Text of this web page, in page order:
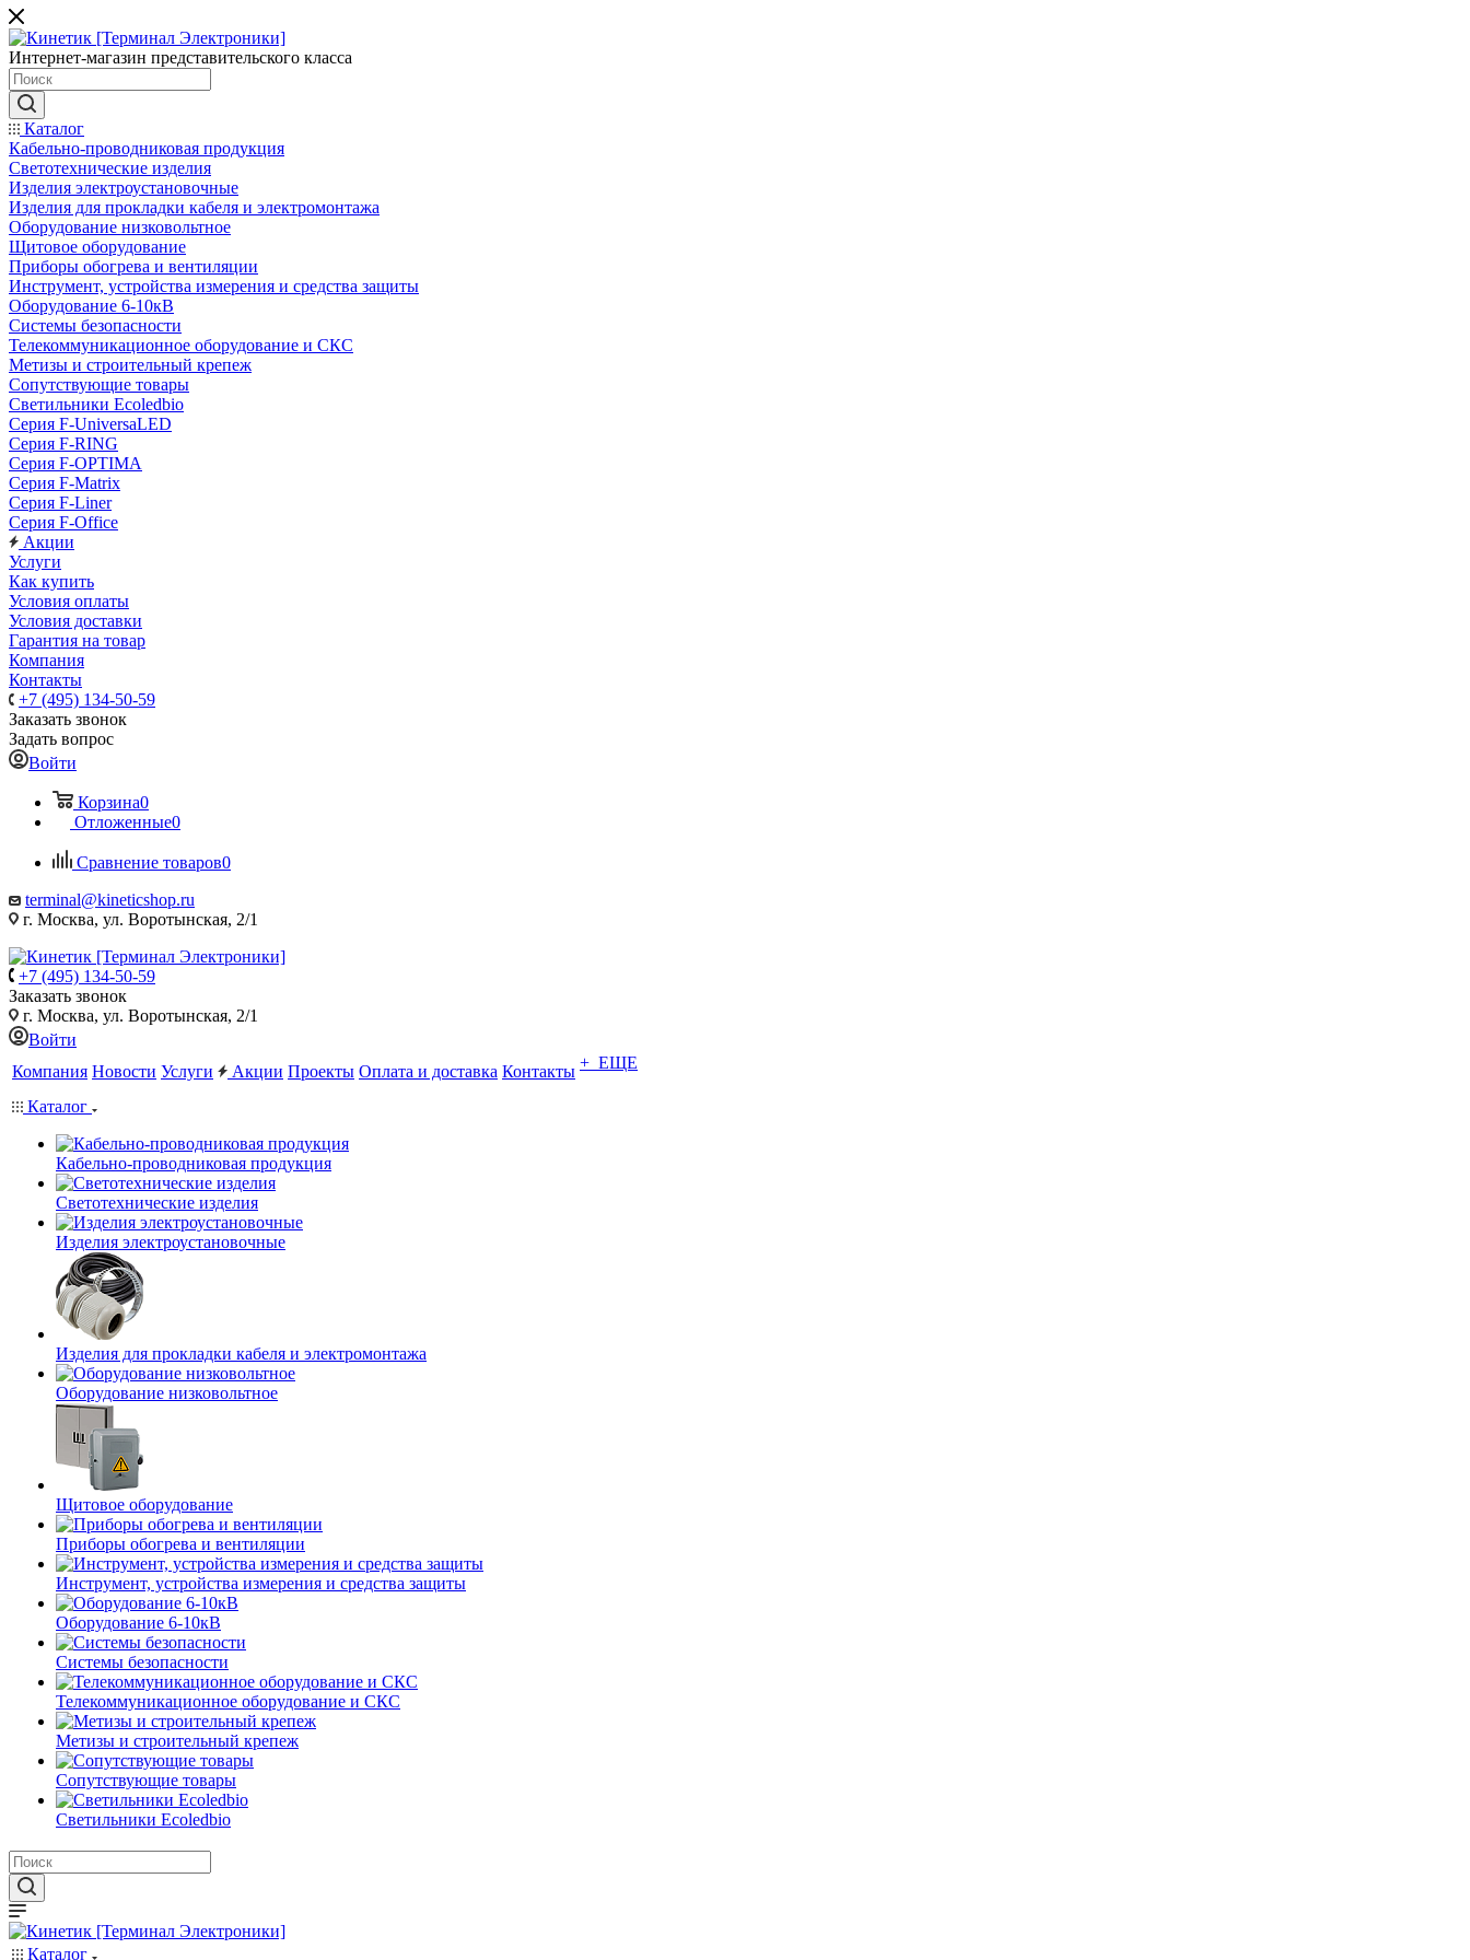
Интернет-магазин представительского класса
Каталог
Кабельно-проводниковая продукция
Светотехнические изделия
Изделия электроустановочные
Изделия для прокладки кабеля и электромонтажа
Оборудование низковольтное
Щитовое оборудование
Приборы обогрева и вентиляции
Инструмент, устройства измерения и средства защиты
Оборудование 6-10кВ
Системы безопасности
Телекоммуникационное оборудование и СКС
Метизы и строительный крепеж
Сопутствующие товары
Светильники Ecoledbio
Серия F-UniversaLED
Серия F-RING
Серия F-OPTIMA
Серия F-Matrix
Серия F-Liner
Серия F-Office
Акции
Услуги
Как купить
Условия оплаты
Условия доставки
Гарантия на товар
Компания
Контакты
+7 (495) 134-50-59
Заказать звонок
Задать вопрос
Войти
Корзина0
Отложенные0
Сравнение товаров0
terminal@kineticshop.ru
г. Москва, ул. Воротынская, 2/1
+7 (495) 134-50-59
Заказать звонок
г. Москва, ул. Воротынская, 2/1
Войти
Компания Новости Услуги Акции Проекты Оплата и доставка Контакты + ЕЩЕ
Каталог
Кабельно-проводниковая продукция
Светотехнические изделия
Изделия электроустановочные
Изделия для прокладки кабеля и электромонтажа
Оборудование низковольтное
Щитовое оборудование
Приборы обогрева и вентиляции
Инструмент, устройства измерения и средства защиты
Оборудование 6-10кВ
Системы безопасности
Телекоммуникационное оборудование и СКС
Метизы и строительный крепеж
Сопутствующие товары
Светильники Ecoledbio
Каталог